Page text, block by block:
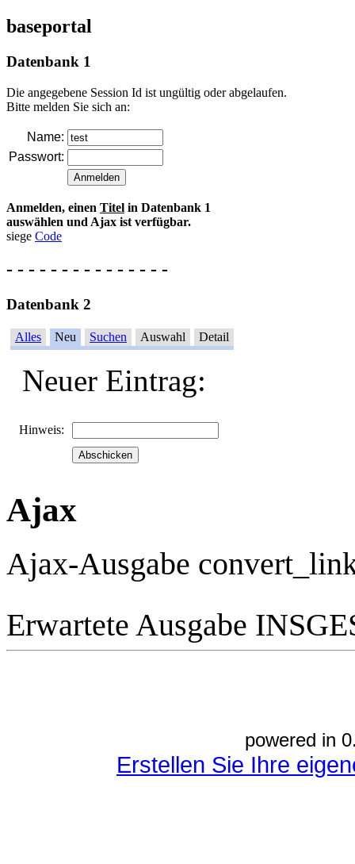
baseportal
Datenbank 1
Die angegebene Session Id ist ungültig oder abgelaufen.
Bitte melden Sie sich an:
Name:
Passwort:
Anmelden, einen Titel in Datenbank 1
auswählen und Ajax ist verfügbar.
siege Code
- - - - - - - - - - - - - - -
Datenbank 2
Alles Neu Suchen Auswahl Detail
Neuer Eintrag:
Hinweis:
Ajax
Ajax-Ausgabe
Erwartete Ausgabe
powered in
Erstellen Sie Ihre